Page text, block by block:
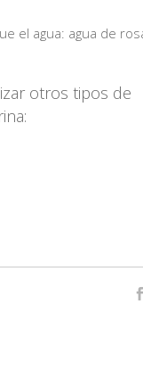
el agua: agua de
otros tipos de